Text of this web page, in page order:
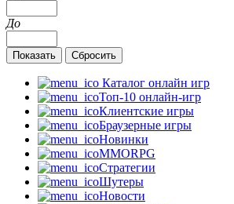
До
Каталог онлайн игр
Топ-10 онлайн-игр
Клиентские игры
Браузерные игры
Новинки
MMORPG
Стратегии
Шутеры
Новости